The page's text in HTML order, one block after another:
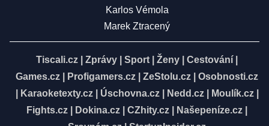
Karlos Vémola
Marek Ztracený
Tiscali.cz Zprávy Sport Ženy Cestování
Games.cz
Profigamers.cz ZeStolu.cz
Osobnosti.cz
Karaoketexty.cz| Úschovna.cz| Nedd.cz| Moulík.cz|
Fights.cz
Dokina.cz CZhity.cz Našepeníze.cz